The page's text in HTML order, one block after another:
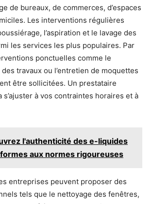
de bureaux, de commerces, d’espaces
Les interventions régulières
l’aspiration et le lavage des
les services les plus populaires. Par
ponctuelles comme le
travaux ou l’entretien de moquettes
être sollicitées. Un prestataire
s’ajuster à vos contraintes horaires et à
l'authenticité des e-liquides
aux normes rigoureuses
entreprises peuvent proposer des
tels que le nettoyage des fenêtres,